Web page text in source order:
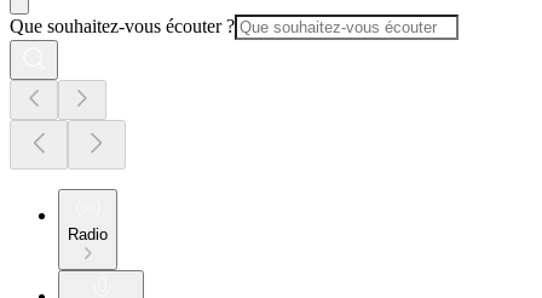
Que souhaitez-vous écouter ?
Radio